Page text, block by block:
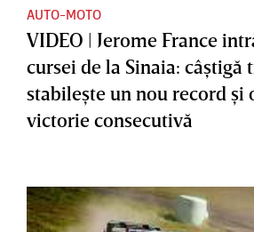
AUTO-MOTO
VIDEO | Jerome France
cursei de la Sinaia: câştigă
stabileşte un nou record şi
victorie consecutivă